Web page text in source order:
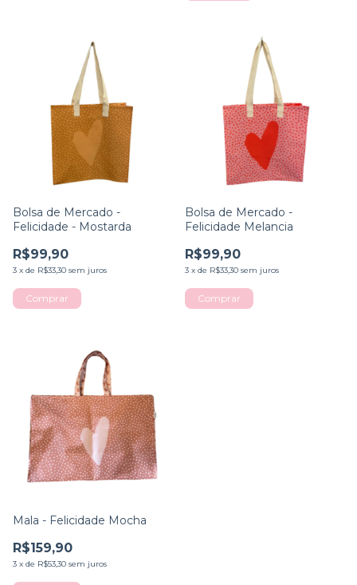
Bolsa de Mercado -
Felicidade - Mostarda
R$99,90
3 x de R$33,30 sem juros
Bolsa de Mercado -
Felicidade Melancia
R$99,90
3 x de R$33,30 sem juros
Mala - Felicidade Mocha
R$159,90
3 x de R$53,30 sem juros